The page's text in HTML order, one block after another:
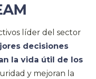
líder del sector
decisiones
la vida útil de los
y mejoran la